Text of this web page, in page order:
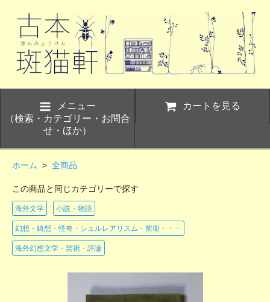
メニュー
（検索・カテゴリー・お問合
せ・ほか）
カートを見る
ホーム > 全商品
この商品と同じカテゴリーで探す
海外文学 小説・物語
幻想・綺想・怪奇・シュルレアリスム・前衛・・・
海外幻想文学・芸術・評論